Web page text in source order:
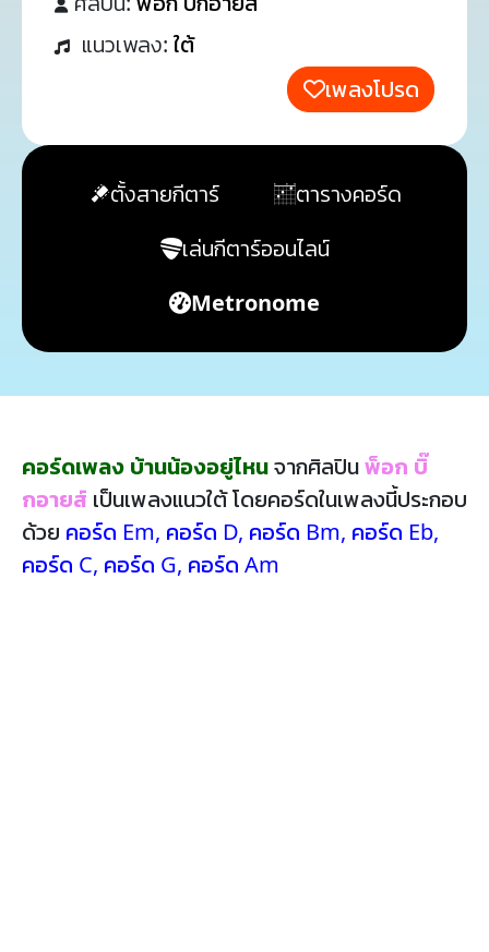
แนวเพลง: ใต้
เพลงโปรด
ตั้งสายกีตาร์
ตารางคอร์ด
เล่นกีตาร์ออนไลน์
Metronome
คอร์ดเพลง บ้านน้องอยู่ไหนจากศิลปินพ็อก บิ๊
กอายส์ เป็นเพลงแนวใต้ โดยคอร์ดในเพลงนี้ประกอบ
ด้วย คอร์ด Em, คอร์ด D, คอร์ด Bm, คอร์ด Eb,
คอร์ด C, คอร์ด G, คอร์ด Am